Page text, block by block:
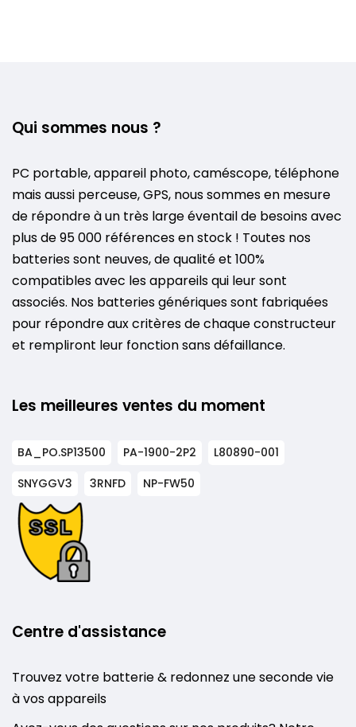
Qui sommes nous ?
PC portable, appareil photo, caméscope, téléphone
mais aussi perceuse, GPS, nous sommes en mesure
de répondre à un très large éventail de besoins avec
plus de 95 000 références en stock ! Toutes nos
batteries sont neuves, de qualité et 100%
compatibles avec les appareils qui leur sont
associés. Nos batteries génériques sont fabriquées
pour répondre aux critères de chaque constructeur
et rempliront leur fonction sans défaillance.
Les meilleures ventes du moment
BA_PO.SP13500 PA-1900-2P2
L80890-001
SNYGGV3
3RNFD NP-FW50
Centre d'assistance
Trouvez votre batterie & redonnez une seconde vie
à vos appareils